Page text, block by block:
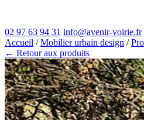
02 97 63 94 31 info@avenir-voirie.fr
Accueil /Mobilier urbain design /
← Retour aux produits